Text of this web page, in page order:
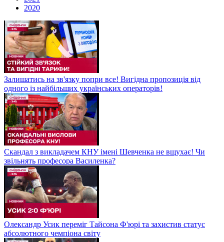
2020
Залишатись на зв'язку попри все! Вигідна пропозиція від
одного із найбільших українських операторів!
Скандал з викладачем КНУ імені Шевченка не вщухає! Чи
звільнять професора Василенка?
Олександр Усик переміг Тайсона Ф'юрі та захистив статус
абсолютного чемпіона світу